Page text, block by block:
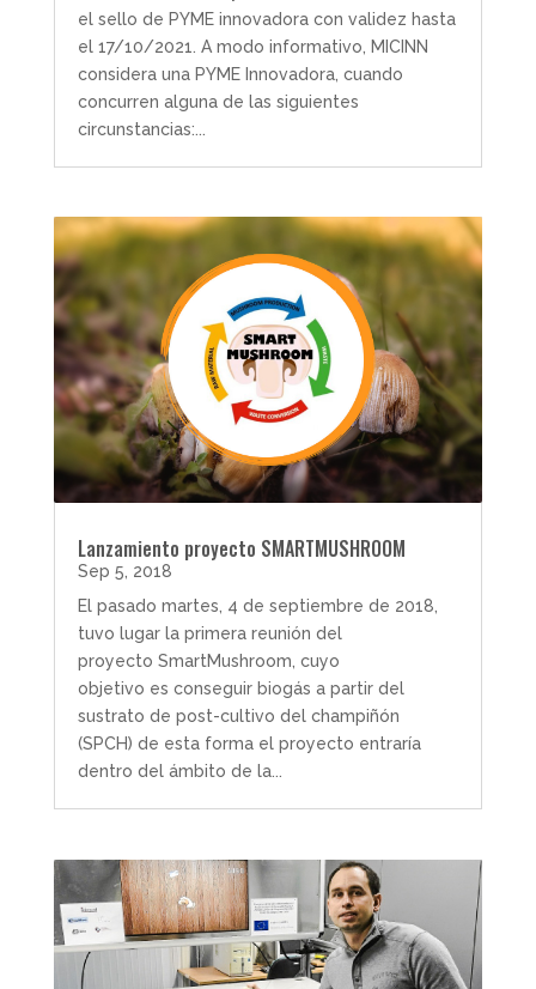
el sello de PYME innovadora con validez hasta
el 17/10/2021. A modo informativo, MICINN
considera una PYME Innovadora, cuando
concurren alguna de las siguientes
circunstancias:...
Lanzamiento proyecto SMARTMUSHROOM
Sep 5, 2018
El pasado martes, 4 de septiembre de 2018,
tuvo lugar la primera reunión del
proyecto SmartMushroom, cuyo
objetivo es conseguir biogás a partir del
sustrato de post-cultivo del champiñón
(SPCH) de esta forma el proyecto entraría
dentro del ámbito de la...